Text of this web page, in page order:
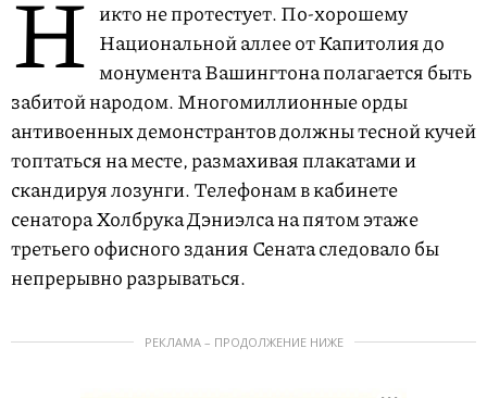
Н икто не протестует. По-хорошему
Национальной аллее от Капитолия до
монумента Вашингтона полагается быть
забитой народом. Многомиллионные орды
антивоенных демонстрантов должны тесной кучей
топтаться на месте, размахивая плакатами и
скандируя лозунги. Телефонам в кабинете
сенатора Холбрука Дэниэлса на пятом этаже
третьего офисного здания Сената следовало бы
непрерывно разрываться.
РЕКЛАМА – ПРОДОЛЖЕНИЕ НИЖЕ